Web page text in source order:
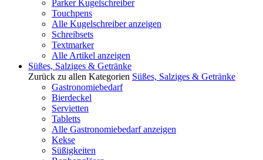
Parker Kugelschreiber
Touchpens
Alle Kugelschreiber anzeigen
Schreibsets
Textmarker
Alle Artikel anzeigen
Süßes, Salziges & Getränke
Zurück zu allen Kategorien Süßes, Salziges & Getränke
Gastronomiebedarf
Bierdeckel
Servietten
Tabletts
Alle Gastronomiebedarf anzeigen
Kekse
Süßigkeiten